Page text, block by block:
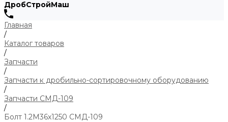
ДробСтройМаш
Главная
/
Каталог товаров
/
Запчасти
/
Запчасти к дробильно-сортировочному оборудованию
/
Запчасти СМД-109
/
Болт 1.2М36х1250 СМД-109